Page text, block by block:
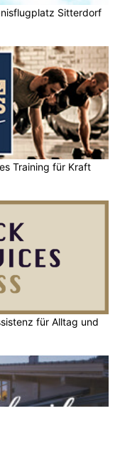
Sitterdorf
Training für Kraft
für Alltag und